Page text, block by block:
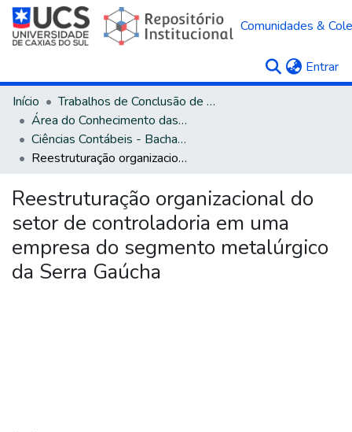
Comunidades &
Entrar
Início
Trabalhos de Conclusão de Curso
Área do Conhecimento das Ciências Sociais Aplicadas
Ciências Contábeis - Bacharelado
Reestruturação organizacional do setor de controladoria em uma empresa do segmento metalúrgico da Serra Gaúcha
Reestruturação organizacional do
setor de controladoria em uma
empresa do segmento metalúrgico
da Serra Gaúcha